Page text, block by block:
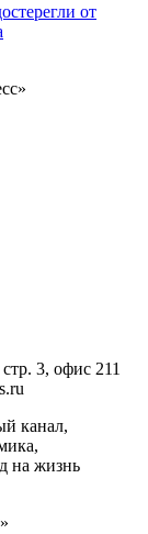
от
3, офис 211
канал,
на жизнь